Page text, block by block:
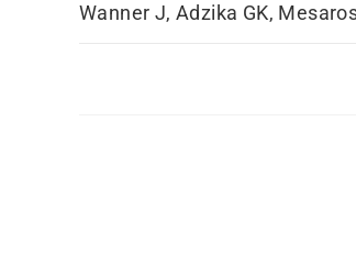
Wanner J, Adzika GK,